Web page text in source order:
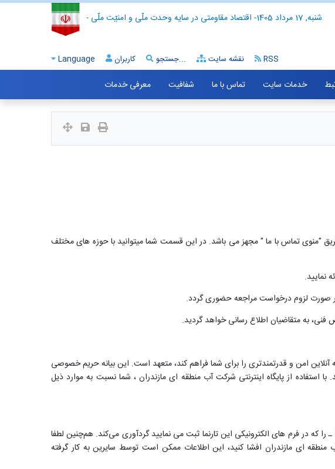
- اقتصاد مقاومتی در سایه وحدت ملّی و امنیّت ملّی - شنبه, 17 مرداد 1405
Language کاربران جستجو... نقشه سایت RSS
خدمات سایت تماس با ما شفافیت معرفی خدمات
"منوی تماس با ما " مجهز می باشد. در این قسمت شما میتوانید با حوزه های مختلف
نمایید.
صورت لزوم درخواست مراجعه حضوری گردد.
به متقاضیان اطلاع رسانی خواهد گردید.
امن و قدرتمندتری را برای شما فراهم کند، متعهد است. این بیانه حریم خصوصی
استفاده از پایگاه اینترنتی شرکت آب منطقه ای مازندران ، شما نسبت به موارد ذیل
که در فرم های الکترونیکی این تارنما ثبت می نمایید گردآوری می‌کند. هم‌چنین لطفا
ای مازندران افشا کنید، این اطلاعات ممکن است توسط سایرین به کار گرفته